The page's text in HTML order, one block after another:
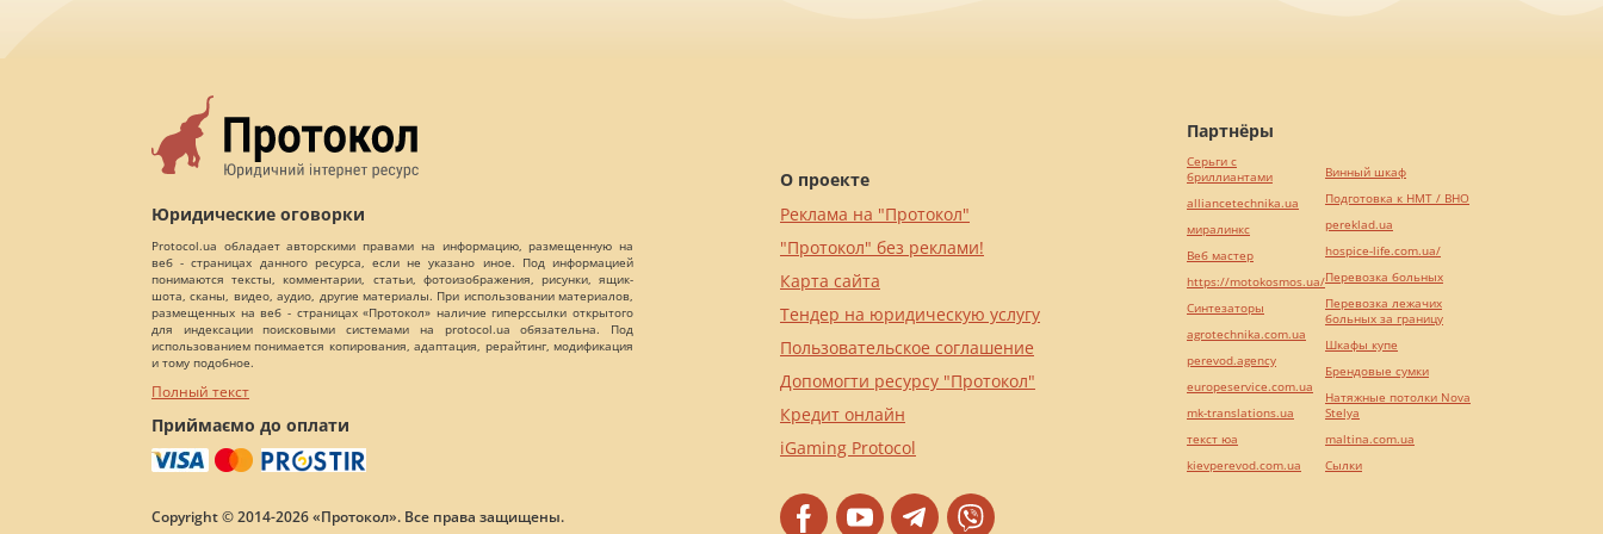
Юридические оговорки
Protocol.ua обладает авторскими правами на информацию, размещенную на
веб - страницах данного ресурса, если не указано иное. Под информацией
понимаются тексты, комментарии, статьи, фотоизображения, рисунки, ящик-
шота, сканы, видео, аудио, другие материалы. При использовании материалов,
размещенных на веб - страницах «Протокол» наличие гиперссылки открытого
для индексации поисковыми системами на protocol.ua обязательна. Под
использованием понимается копирования, адаптация, рерайтинг, модификация
и тому подобное.
Полный текст
Приймаємо до оплати
Copyright © 2014-2026 «Протокол». Все права защищены.
О проекте
Реклама на "Протокол"
"Протокол" без реклами!
Карта сайта
Тендер на юридическую услугу
Пользовательское соглашение
Допомогти ресурсу "Протокол"
Кредит онлайн
iGaming Protocol
Партнёры
Серьги с
бриллиантами
alliancetechnika.ua
миралинкс
Веб мастер
https://motokosmos.ua/
Синтезаторы
agrotechnika.com.ua
perevod.agency
europeservice.com.ua
mk-translations.ua
текст юа
kievperevod.com.ua
Винный шкаф
Подготовка к НМТ / ВНО
pereklad.ua
hospice-life.com.ua/
Перевозка больных
Перевозка лежачих
больных за границу
Шкафы купе
Брендовые сумки
Натяжные потолки Nova
Stelya
maltina.com.ua
Cылки